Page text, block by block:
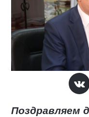
Поздравляем